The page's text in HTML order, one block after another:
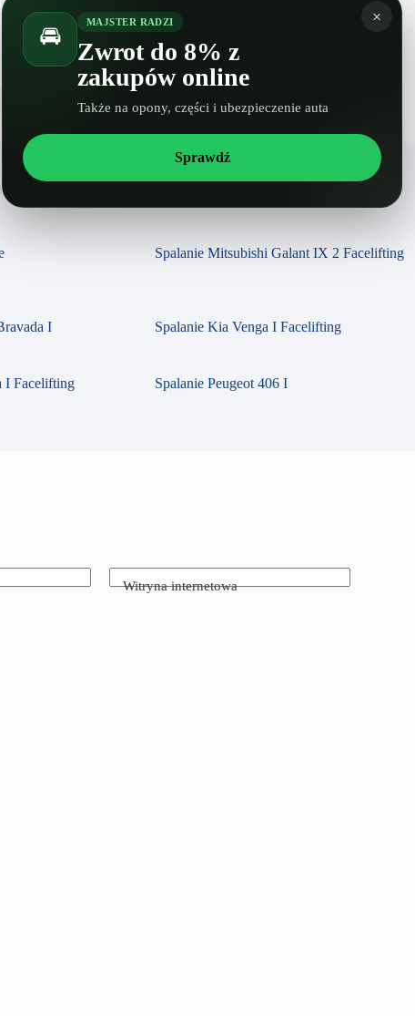
NASTĘPNY
Spalanie Lancia Prisma
Spalanie Mitsubishi Galant IX 2 Facelifting
I Spalanie Kia Venga I Facelifting
I Facelifting Spalanie Peugeot 406 I
Witryna internetowa
×
🚘 MAJSTER RADZI
Zwrot do 8% z
zakupów online
Także na opony, części i ubezpieczenie auta
Sprawdź